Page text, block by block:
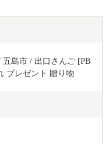
島市 / 出口さんご [PB
プレゼント 贈り物